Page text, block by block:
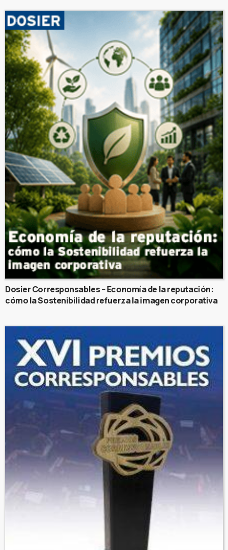
Dosier Corresponsables – Economía de la reputación:
cómo la Sostenibilidad refuerza la imagen corporativa